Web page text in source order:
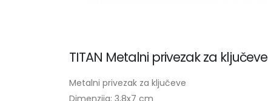
TITAN Metalni privezak za ključeve
Metalni privezak za ključeve
Dimenzija: 3,8x7 cm